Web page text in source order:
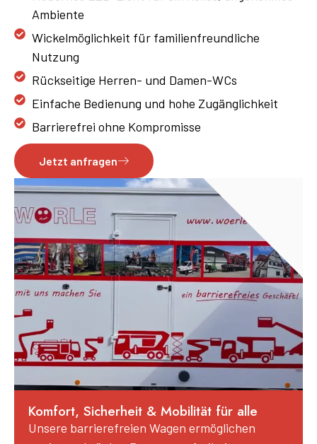
Komfort, Sicherheit & Mobilität für alle
Unsere barrierefreien Wagen ermöglichen
Ambiente
Wickelmöglichkeit für familienfreundliche
Nutzung
Rückseitige Herren- und Damen-WCs
Einfache Bedienung und hohe Zugänglichkeit
Barrierefrei ohne Kompromisse
Jetzt anfragen